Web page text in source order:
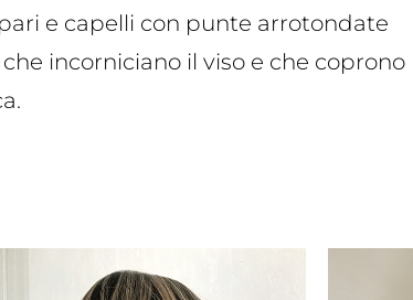
e capelli con punte arrotondate
che incorniciano il viso e che coprono